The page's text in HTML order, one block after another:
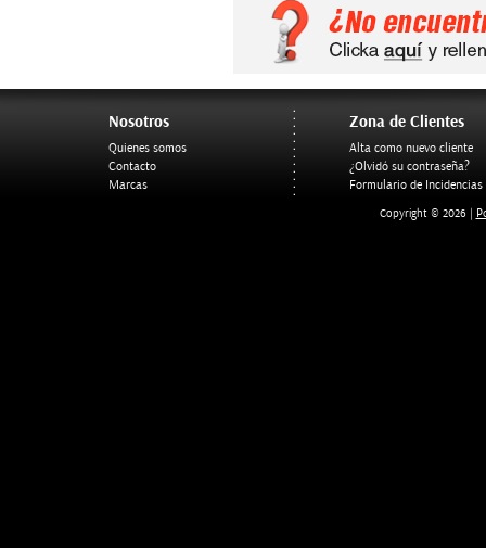
Nosotros
Quienes somos
Contacto
Marcas
Zona de Clientes
Alta como nuevo cliente
¿Olvidó su contraseña?
Formulario de Incidencias
Copyright © 2026 |